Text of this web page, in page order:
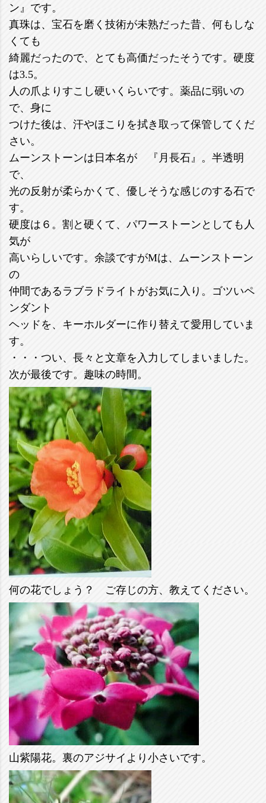
ン』です。
真珠は、宝石を磨く技術が未熟だった昔、何もしな
くても
綺麗だったので、とても高価だったそうです。硬度
は3.5。
人の爪よりすこし硬いくらいです。薬品に弱いの
で、身に
つけた後は、汗やほこりを拭き取って保管してくだ
さい。
ムーンストーンは日本名が 『月長石』。半透明
で、
光の反射が柔らかくて、優しそうな感じのする石で
す。
硬度は６。割と硬くて、パワーストーンとしても人
気が
高いらしいです。余談ですがMは、ムーンストーン
の
仲間であるラブラドライトがお気に入り。ゴツいペ
ンダント
ヘッドを、キーホルダーに作り替えて愛用していま
す。
・・・つい、長々と文章を入力してしまいました。
次が最後です。趣味の時間。
何の花でしょう？ ご存じの方、教えてください。
山紫陽花。裏のアジサイより小さいです。